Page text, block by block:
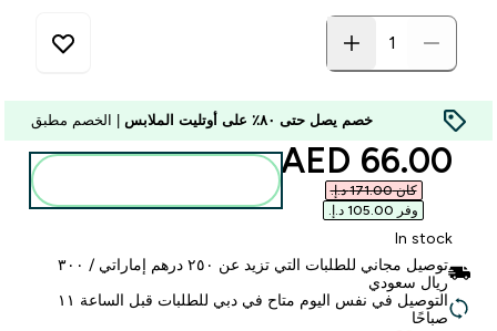
خصم يصل حتى ٨٠٪ على أوتليت الملابس | الخصم مطبق
discounted price
66.00 AED‎
كان ‏171.00 د.إ.‏‎
وفر ‏105.00 د.إ.‏‎
In stock
توصيل مجاني للطلبات التي تزيد عن ٢٥٠ درهم إماراتي / ٣٠٠
ريال سعودي
التوصيل في نفس اليوم متاح في دبي للطلبات قبل الساعة ١١
صباحًا